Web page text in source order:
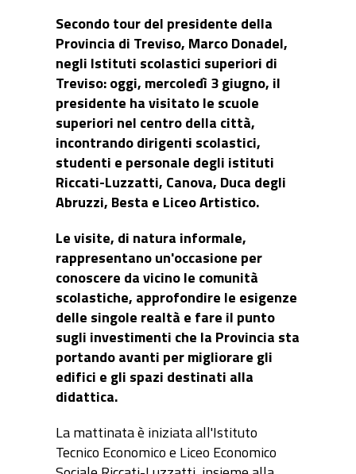
Secondo tour del presidente della
Provincia di Treviso, Marco Donadel,
negli Istituti scolastici superiori di
Treviso: oggi, mercoledì 3 giugno, il
presidente ha visitato le scuole
superiori nel centro della città,
incontrando dirigenti scolastici,
studenti e personale degli istituti
Riccati-Luzzatti, Canova, Duca degli
Abruzzi, Besta e Liceo Artistico.
Le visite, di natura informale,
rappresentano un'occasione per
conoscere da vicino le comunità
scolastiche, approfondire le esigenze
delle singole realtà e fare il punto
sugli investimenti che la Provincia sta
portando avanti per migliorare gli
edifici e gli spazi destinati alla
didattica.
La mattinata è iniziata all'Istituto
Tecnico Economico e Liceo Economico